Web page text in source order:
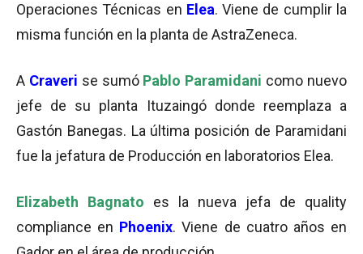
Operaciones Técnicas en Elea. Viene de cumplir la
misma función en la planta de AstraZeneca.
A Craveri se sumó Pablo Paramidani como nuevo
jefe de su planta Ituzaingó donde reemplaza a
Gastón Banegas. La última posición de Paramidani
fue la jefatura de Producción en laboratorios Elea.
Elizabeth Bagnato es la nueva jefa de quality
compliance en Phoenix. Viene de cuatro años en